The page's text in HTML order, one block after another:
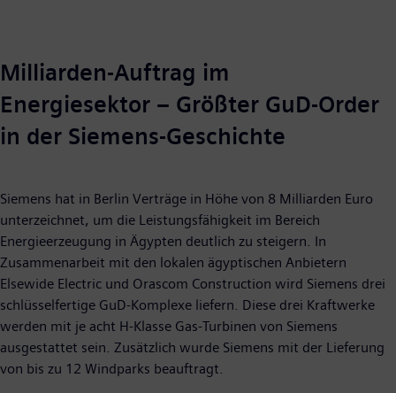
Milliarden-Auftrag im
Energiesektor – Größter GuD-Order
in der Siemens-Geschichte
Siemens hat in Berlin Verträge in Höhe von 8 Milliarden Euro
unterzeichnet, um die Leistungsfähigkeit im Bereich
Energieerzeugung in Ägypten deutlich zu steigern. In
Zusammenarbeit mit den lokalen ägyptischen Anbietern
Elsewide Electric und Orascom Construction wird Siemens drei
schlüsselfertige GuD-Komplexe liefern. Diese drei Kraftwerke
werden mit je acht H-Klasse Gas-Turbinen von Siemens
ausgestattet sein. Zusätzlich wurde Siemens mit der Lieferung
von bis zu 12 Windparks beauftragt.